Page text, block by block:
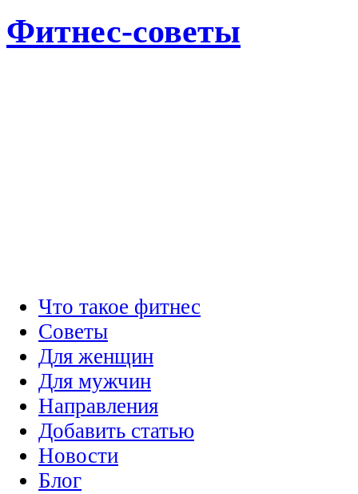
Фитнес-советы
Что такое фитнес
Советы
Для женщин
Для мужчин
Направления
Добавить статью
Новости
Блог